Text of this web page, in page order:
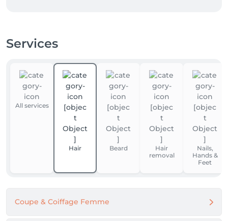
Services
All services
Hair Beard
Hair
removal
Nails,
Hands &
Feet
Coupe & Coiffage Femme